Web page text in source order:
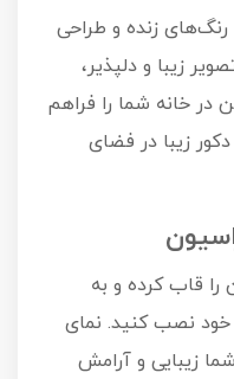
رنگ‌های زنده و طراحی
زیبا و دلپذیر،
در خانه شما را فراهم
زیبا در فضای
را قاب کرده و به
خود نصب کنید. نمای
زیبایی و آرامش